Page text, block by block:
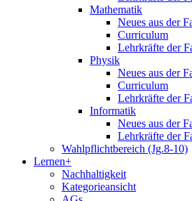
Mathematik
Neues aus der
Curriculum
Lehrkräfte der
Physik
Neues aus der
Curriculum
Lehrkräfte der
Informatik
Neues aus der
Lehrkräfte der
Wahlpflichtbereich (Jg.8-10)
Lernen+
Nachhaltigkeit
Kategorieansicht